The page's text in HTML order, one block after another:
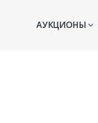
АУКЦИОНЫ